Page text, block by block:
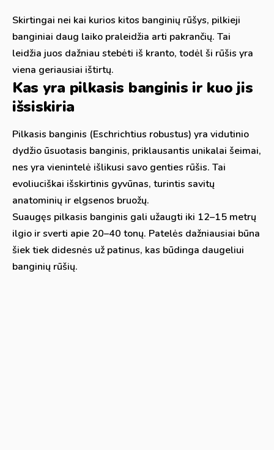
Skirtingai nei kai kurios kitos banginių rūšys, pilkieji
banginiai daug laiko praleidžia arti pakrančių. Tai
leidžia juos dažniau stebėti iš kranto, todėl ši rūšis yra
viena geriausiai ištirtų.
Kas yra pilkasis banginis ir kuo jis
išsiskiria
Pilkasis banginis (Eschrichtius robustus) yra vidutinio
dydžio ūsuotasis banginis, priklausantis unikalai šeimai,
nes yra vienintelė išlikusi savo genties rūšis. Tai
evoliuciškai išskirtinis gyvūnas, turintis savitų
anatominių ir elgsenos bruožų.
Suaugęs pilkasis banginis gali užaugti iki 12–15 metrų
ilgio ir sverti apie 20–40 tonų. Patelės dažniausiai būna
šiek tiek didesnės už patinus, kas būdinga daugeliui
banginių rūšių.